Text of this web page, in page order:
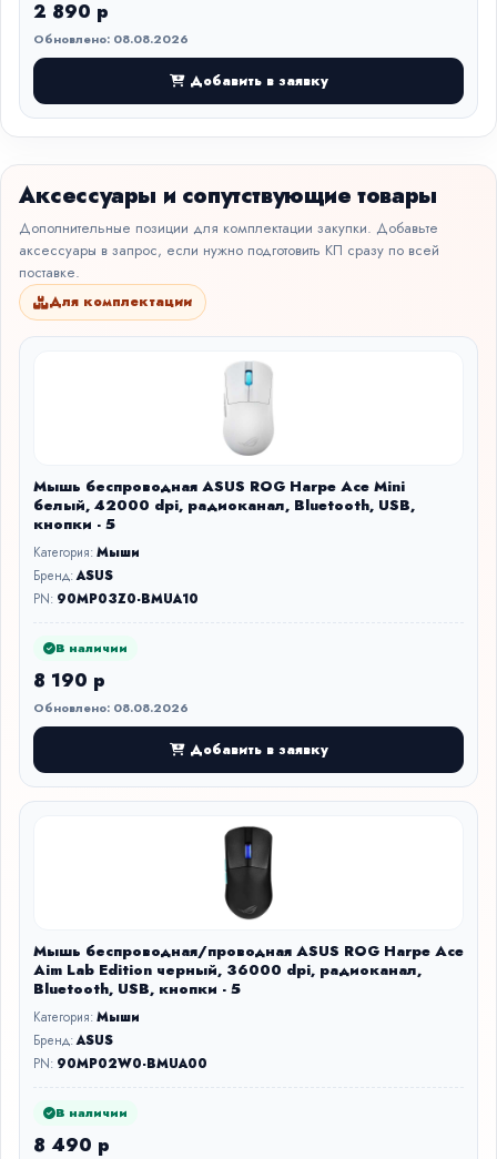
2 890 р
Обновлено: 08.08.2026
Добавить в заявку
Аксессуары и сопутствующие товары
Дополнительные позиции для комплектации закупки. Добавьте
аксессуары в запрос, если нужно подготовить КП сразу по всей
поставке.
Для комплектации
Мышь беспроводная ASUS ROG Harpe Ace Mini
белый, 42000 dpi, радиоканал, Bluetooth, USB,
кнопки - 5
Категория:Мыши
Бренд:ASUS
PN: 90MP03Z0-BMUA10
В наличии
8 190 р
Обновлено: 08.08.2026
Добавить в заявку
Мышь беспроводная/проводная ASUS ROG Harpe Ace
Aim Lab Edition черный, 36000 dpi, радиоканал,
Bluetooth, USB, кнопки - 5
Категория:Мыши
Бренд:ASUS
PN: 90MP02W0-BMUA00
В наличии
8 490 р